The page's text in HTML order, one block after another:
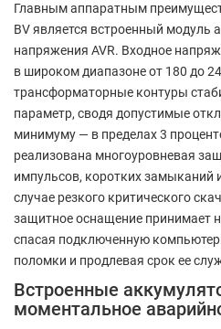
Главным аппаратным
BV является встроенный модуль
напряжения AVR. Входное
в широком диапазоне от 180 до
трансформаторные контуры
параметр, сводя допустимые
минимуму — в пределах 3
реализована многоуровневая
импульсов, коротких замыканий
случае резкого критического
защитное оснащение принимает
спасая подключенную
поломки и продлевая срок ее
Встроенные
моментальное